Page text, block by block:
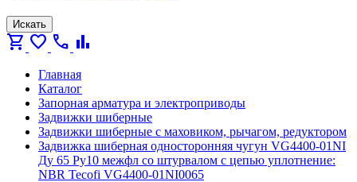
Искать
shopping_cart favorite call bar_chart
Главная
Каталог
Запорная арматура и электроприводы
Задвижки шиберные
Задвижки шиберные с маховиком, рычагом, редуктором
Задвижка шиберная односторонняя чугун VG4400-01NI
Ду 65 Ру10 межфл со штурвалом с цепью уплотнение:
NBR Tecofi VG4400-01NI0065